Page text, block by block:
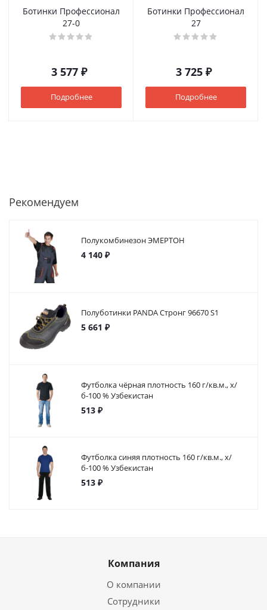
Ботинки Профессионал
27-0
3 577 ₽
Подробнее
Ботинки Профессионал
27
3 725 ₽
Подробнее
Рекомендуем
Полукомбинезон ЭМЕРТОН
4 140 ₽
Полуботинки PANDA Стронг 96670 S1
5 661 ₽
Футболка чёрная плотность 160 г/кв.м., х/
б-100 % Узбекистан
513 ₽
Футболка синяя плотность 160 г/кв.м., х/
б-100 % Узбекистан
513 ₽
Компания
О компании
Сотрудники